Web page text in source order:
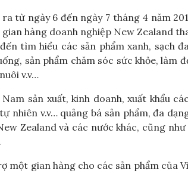
từ ngày 6 đến ngày 7 tháng 4 năm
hàng doanh nghiệp New Zealand
tìm hiểu các sản phẩm xanh, sạch
sản phẩm chăm sóc sức khỏe, làm
v.v…
sản xuất, kinh doanh, xuất khẩu
nhiên v.v… quảng bá sản phẩm, đa
Zealand và các nước khác, cũng
một gian hàng cho các sản phẩm của